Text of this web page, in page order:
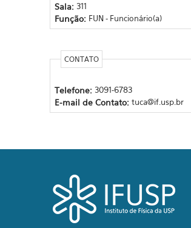
Sala: 311
Função: FUN - Funcionário(a)
CONTATO
Telefone: 3091-6783
E-mail de Contato: tuca@if.usp.br